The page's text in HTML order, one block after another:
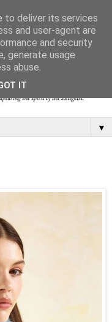
▼
to deliver its services
and user-agent are
and security
generate usage
abuse.
IT